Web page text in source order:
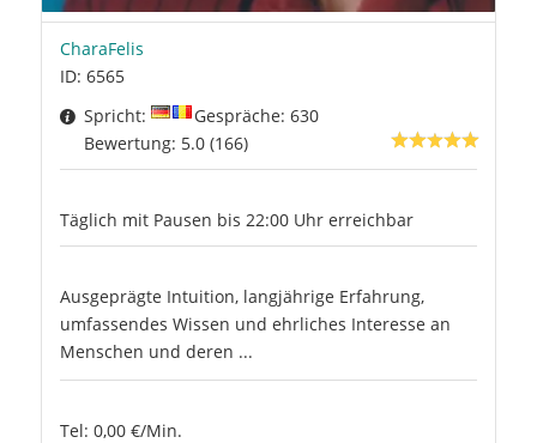
CharaFelis
ID: 6565
Spricht:
Gespräche: 630
Bewertung: 5.0 (166)
Täglich mit Pausen bis 22:00 Uhr erreichbar
Ausgeprägte Intuition, langjährige Erfahrung,
umfassendes Wissen und ehrliches Interesse an
Menschen und deren ...
Tel: 0,00 €/Min.